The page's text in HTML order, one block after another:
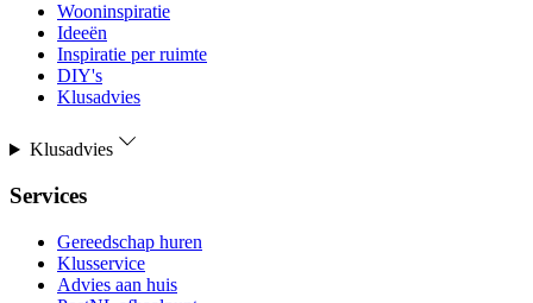
Wooninspiratie
Ideeën
Inspiratie per ruimte
DIY's
Klusadvies
Klusadvies
Services
Gereedschap huren
Klusservice
Advies aan huis